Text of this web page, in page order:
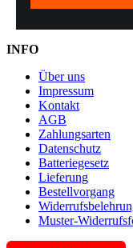
INFO
Über uns
Impressum
Kontakt
AGB
Zahlungsarten
Datenschutz
Batteriegesetz
Lieferung
Bestellvorgang
Muster-